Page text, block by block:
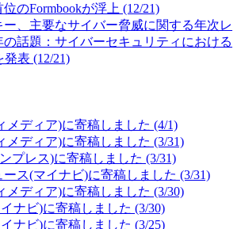
のFormbookが浮上 (12/21)
ー、主要なサイバー脅威に関する年次レ
の話題：サイバーセキュリティにおける
表 (12/21)
メディア)に寄稿しました (4/1)
メディア)に寄稿しました (3/31)
プレス)に寄稿しました (3/31)
ス(マイナビ)に寄稿しました (3/31)
メディア)に寄稿しました (3/30)
イナビ)に寄稿しました (3/30)
イナビ)に寄稿しました (3/25)